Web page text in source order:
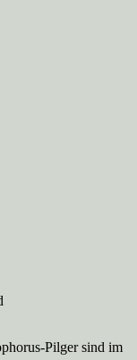
Pilger sind im